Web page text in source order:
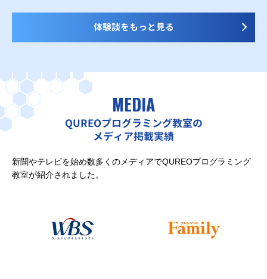
体験談をもっと見る
MEDIA
QUREOプログラミング教室の
メディア掲載実績
新聞やテレビを始め数多くのメディアでQUREOプログラミング
教室が紹介されました。